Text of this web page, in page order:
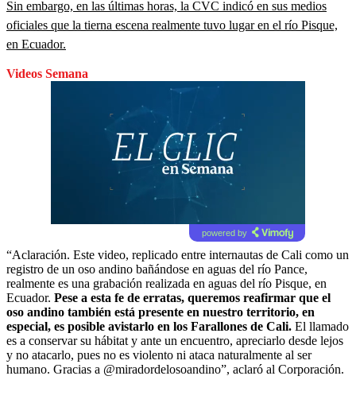
Sin embargo, en las últimas horas, la CVC indicó en sus medios
oficiales que la tierna escena realmente tuvo lugar en el río Pisque,
en Ecuador.
Videos Semana
powered by
“Aclaración. Este video, replicado entre internautas de Cali como un
registro de un oso andino bañándose en aguas del río Pance,
realmente es una grabación realizada en aguas del río Pisque, en
Ecuador. Pese a esta fe de erratas, queremos reafirmar que el
oso andino también está presente en nuestro territorio, en
especial, es posible avistarlo en los Farallones de Cali. El llamado
es a conservar su hábitat y ante un encuentro, apreciarlo desde lejos
y no atacarlo, pues no es violento ni ataca naturalmente al ser
humano. Gracias a @miradordelosoandino”, aclaró al Corporación.